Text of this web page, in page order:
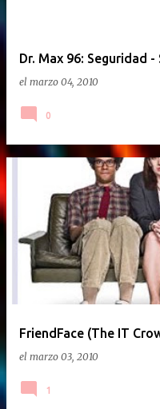
Dr. Max 96: Seguridad
el marzo 04, 2010
0
FriendFace (The IT
el marzo 03, 2010
1